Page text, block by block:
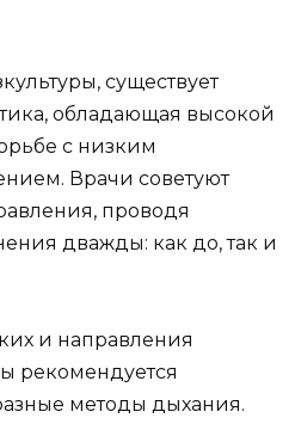
существует
обладающая высокой
с низким
Врачи советуют
проводя
дважды: как до, так и
и направления
рекомендуется
методы дыхания.